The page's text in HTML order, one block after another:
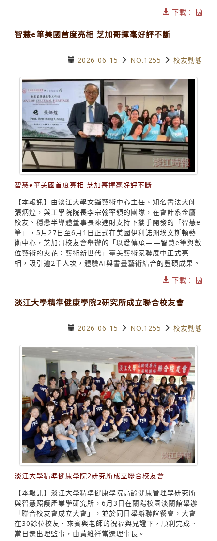
下載：
智慧e筆美國首度亮相 芝加哥揮毫好評不斷
2026-06-15 NO.1255 校友動態
智慧e筆美國首度亮相 芝加哥揮毫好評不斷
【本報訊】由淡江大學文錙藝術中心主任、知名書法大師
張炳煌，與工學院院長李宗翰率領的團隊，在會計系金鷹
校友、穩懋半導體董事長陳進財支持下攜手開發的「智慧e
筆」，5月27日至6月1日正式在美國伊利諾洲埃文斯頓藝
術中心，芝加哥校友會舉辦的「以愛傳承——智慧e筆與數
位藝術的火花：藝術新世代」臺美藝術家聯展中正式亮
相，吸引逾2千人次，體驗AI與書畫藝術結合的豐碩成果。
下載：
淡江大學精準健康學院2研究所成立聯合校友會
2026-06-15 NO.1255 校友動態
淡江大學精準健康學院2研究所成立聯合校友會
【本報訊】淡江大學精準健康學院高齡健康管理學研究所
與智慧照護產業學研究所，6月3日在蘭陽校園淡蘭館舉辦
「聯合校友會成立大會」，並於同日舉辦聯誼餐會，大會
在30餘位校友、來賓與老師的祝福與見證下，順利完成。
當日選出理監事，由黃維祥當選理事長。